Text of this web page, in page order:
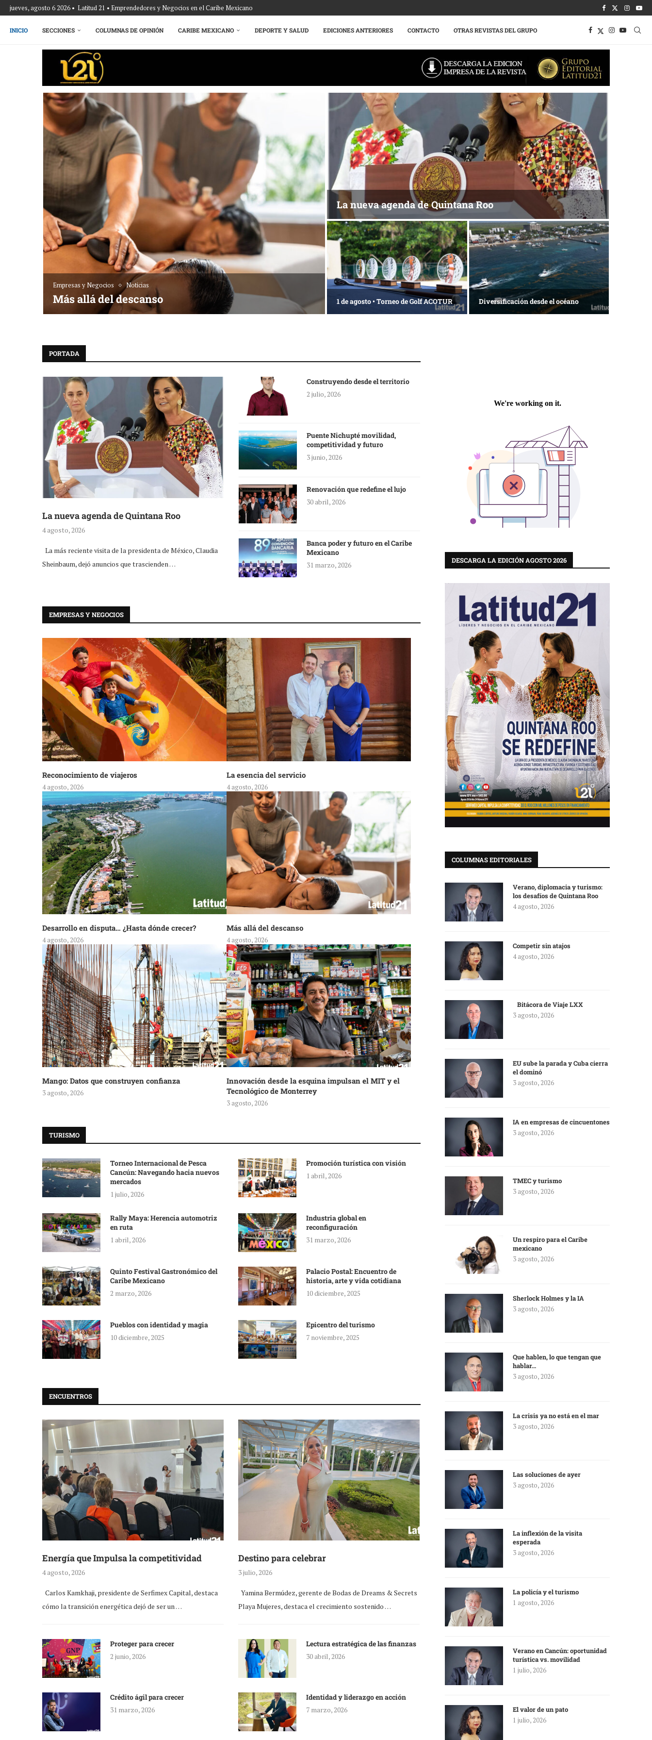
jueves, agosto 6 2026 • Latitud 21 • Emprendedores y Negocios en el Caribe Mexicano
INICIO SECCIONES COLUMNAS DE OPINIÓN CARIBE MEXICANO DEPORTE Y SALUD EDICIONES ANTERIORES CONTACTO OTRAS REVISTAS DEL GRUPO
Empresas y Negocios Noticias
Más allá del descanso
La nueva agenda de Quintana Roo
1 de agosto • Torneo de Golf ACOTUR Diversificación desde el océano
PORTADA
La nueva agenda de Quintana Roo
4 agosto, 2026
La más reciente visita de la presidenta de México, Claudia
Sheinbaum, dejó anuncios que trascienden …
Construyendo desde el territorio
2 julio, 2026
Puente Nichupté movilidad,
competitividad y futuro
3 junio, 2026
Renovación que redefine el lujo
30 abril, 2026
Banca poder y futuro en el Caribe
Mexicano
31 marzo, 2026
EMPRESAS Y NEGOCIOS
Reconocimiento de viajeros
4 agosto, 2026
La esencia del servicio
4 agosto, 2026
Desarrollo en disputa… ¿Hasta dónde crecer?
4 agosto, 2026
Más allá del descanso
4 agosto, 2026
Mango: Datos que construyen confianza
3 agosto, 2026
Innovación desde la esquina impulsan el MIT y el
Tecnológico de Monterrey
3 agosto, 2026
TURISMO
Torneo Internacional de Pesca
Cancún: Navegando hacia nuevos
mercados
1 julio, 2026
Promoción turística con visión
1 abril, 2026
Rally Maya: Herencia automotriz
en ruta
1 abril, 2026
Industria global en
reconfiguración
31 marzo, 2026
Quinto Festival Gastronómico del
Caribe Mexicano
2 marzo, 2026
Palacio Postal: Encuentro de
historia, arte y vida cotidiana
10 diciembre, 2025
Pueblos con identidad y magia
10 diciembre, 2025
Epicentro del turismo
7 noviembre, 2025
ENCUENTROS
Energía que Impulsa la competitividad
4 agosto, 2026
Carlos Kamkhaji, presidente de Serfimex Capital, destaca
cómo la transición energética dejó de ser un …
Destino para celebrar
3 julio, 2026
Yamina Bermúdez, gerente de Bodas de Dreams & Secrets
Playa Mujeres, destaca el crecimiento sostenido …
Proteger para crecer
2 junio, 2026
Lectura estratégica de las finanzas
30 abril, 2026
Crédito ágil para crecer
31 marzo, 2026
Identidad y liderazgo en acción
7 marzo, 2026
DESCARGA LA EDICIÓN AGOSTO 2026
COLUMNAS EDITORIALES
Verano, diplomacia y turismo:
los desafíos de Quintana Roo
4 agosto, 2026
Competir sin atajos
4 agosto, 2026
Bitácora de Viaje LXX
3 agosto, 2026
EU sube la parada y Cuba cierra
el dominó
3 agosto, 2026
IA en empresas de cincuentones
3 agosto, 2026
TMEC y turismo
3 agosto, 2026
Un respiro para el Caribe
mexicano
3 agosto, 2026
Sherlock Holmes y la IA
3 agosto, 2026
Que hablen, lo que tengan que
hablar…
3 agosto, 2026
La crisis ya no está en el mar
3 agosto, 2026
Las soluciones de ayer
3 agosto, 2026
La inflexión de la visita
esperada
3 agosto, 2026
La policía y el turismo
1 agosto, 2026
Verano en Cancún: oportunidad
turística vs. movilidad
1 julio, 2026
El valor de un pato
1 julio, 2026